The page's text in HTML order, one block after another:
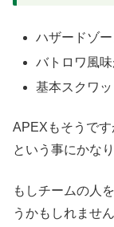
ハザードゾ
バトロワ風
基本スクワ
APEXもそうです
という事にかな
もしチームの人
うかもしれませ